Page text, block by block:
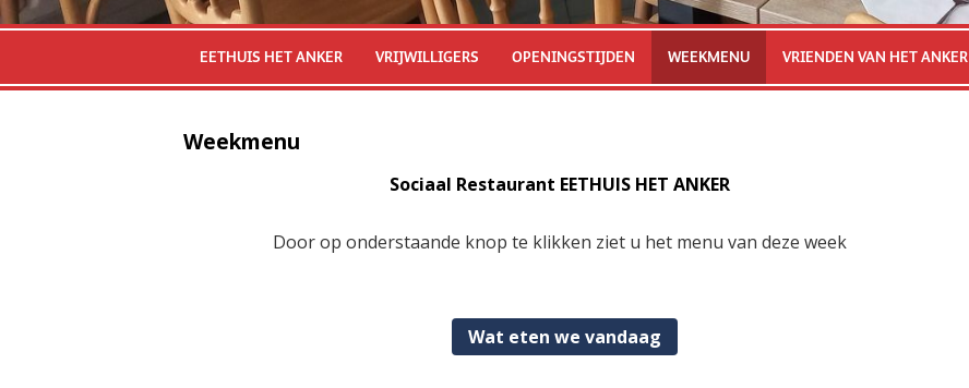
EETHUIS HET ANKER VRIJWILLIGERS OPENINGSTIJDEN WEEKMENU VRIENDEN VAN HET ANKER
Weekmenu
Sociaal Restaurant EETHUIS HET ANKER
Door op onderstaande knop te klikken ziet u het menu van deze week
Wat eten we vandaag